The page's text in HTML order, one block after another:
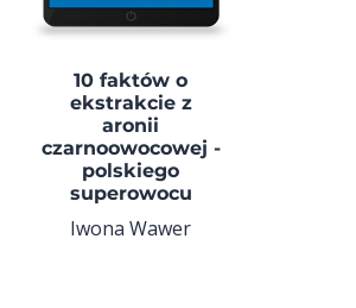
10 faktów o
ekstrakcie z
aronii
czarnoowocowej -
polskiego
superowocu
Iwona Wawer